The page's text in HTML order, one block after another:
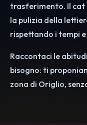
trasferimento. Il cat
la pulizia della
rispettando i tempi
Raccontaci le
bisogno: ti
zona di Origlio,